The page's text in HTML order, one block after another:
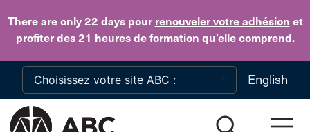
There are only 22 dayspour renouveler votre adhésion et
profiter des 21 heures de formation qu’elle comprend.
Skip to main content
English